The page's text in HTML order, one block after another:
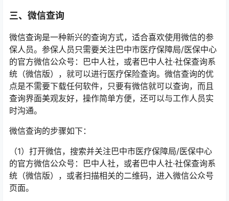
三、微信查询
微信查询是一种新兴的查询方式，适合喜欢使用微信的参
保人员。参保人员只需要关注巴中市医疗保障局/医保中心
的官方微信公众号：巴中人社，或者巴中人社·社保查询系
统（微信版），就可以进行医疗保险查询。微信查询的优
点是不需要下载任何软件，只要有微信就可以查询，而且
查询界面美观友好，操作简单方便，还可以与工作人员实
时沟通。
微信查询的步骤如下：
（1）打开微信，搜索并关注巴中市医疗保障局/医保中心
的官方微信公众号：巴中人社，或者巴中人社·社保查询系
统（微信版），或者扫描相关的二维码，进入微信公众号
页面。